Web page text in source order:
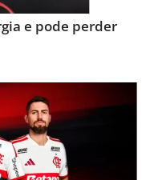
e pode perder